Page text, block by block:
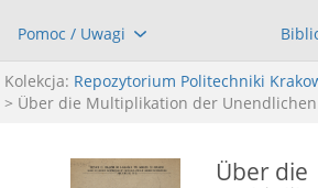
Pomoc / Uwagi
Kolekcja: Repozytorium Politechniki
> Über die Multiplikation der
Über die